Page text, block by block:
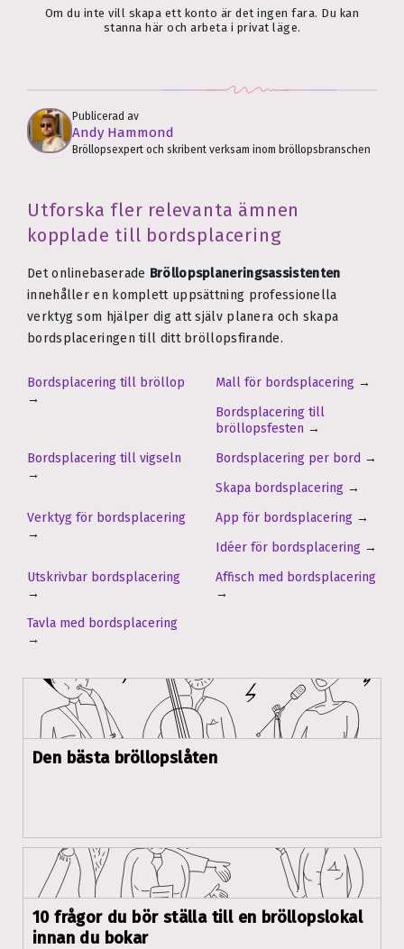
Om du inte vill skapa ett konto är det ingen fara. Du kan
stanna här och arbeta i privat läge.
Publicerad av
Andy Hammond
Bröllopsexpert och skribent verksam inom bröllopsbranschen
Utforska fler relevanta ämnen
kopplade till bordsplacering
Det onlinebaserade Bröllops­planerings­assistenten
innehåller en komplett uppsättning professionella
verktyg som hjälper dig att själv planera och skapa
bordsplaceringen till ditt bröllopsfirande.
Bordsplacering till bröllop
→
Mall för bordsplacering →
Bordsplacering till
bröllopsfesten →
Bordsplacering till vigseln
→
Bordsplacering per bord →
Skapa bordsplacering →
Verktyg för bordsplacering
→
App för bordsplacering →
Idéer för bordsplacering →
Utskrivbar bordsplacering
→
Affisch med bordsplacering
→
Tavla med bordsplacering
→
Den bästa bröllopslåten
10 frågor du bör ställa till en bröllopslokal
innan du bokar